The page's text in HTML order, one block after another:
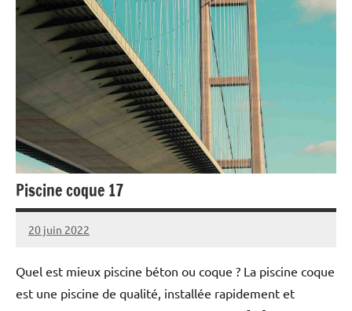
Piscine coque 17
20 juin 2022
Quel est mieux piscine béton ou coque ? La piscine coque
est une piscine de qualité, installée rapidement et